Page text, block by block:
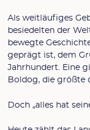
Als weitläufiges
besiedelten der
bewegte
geprägt ist, dem
Jahrhundert. Eine
Boldog, die größte
Doch „alles hat